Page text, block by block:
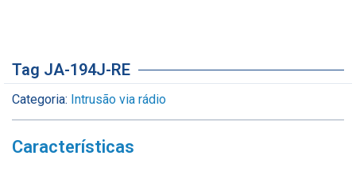
Tag JA-194J-RE
Categoria: Intrusão via rádio
Características